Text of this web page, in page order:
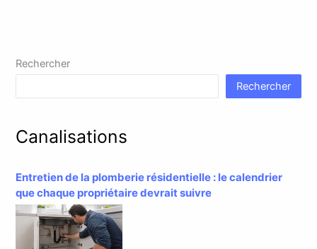
Rechercher
Rechercher
Canalisations
Entretien de la plomberie résidentielle : le calendrier
que chaque propriétaire devrait suivre